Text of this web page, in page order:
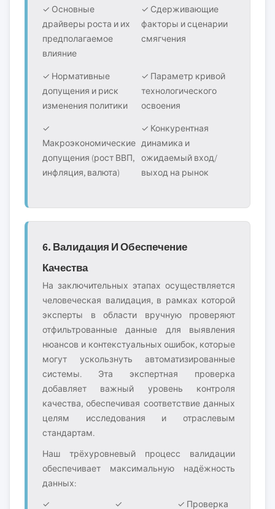
✓ Основные
драйверы роста и их
предполагаемое
влияние
✓ Сдерживающие
факторы и сценарии
смягчения
✓ Нормативные
допущения и риск
изменения политики
✓ Параметр кривой
технологического
освоения
✓
Макроэкономические
допущения (рост ВВП,
инфляция, валюта)
✓ Конкурентная
динамика и
ожидаемый вход/
выход на рынок
6. Валидация И Обеспечение
Качества
На заключительных этапах осуществляется
человеческая валидация, в рамках которой
эксперты в области вручную проверяют
отфильтрованные данные для выявления
нюансов и контекстуальных ошибок, которые
могут ускользнуть автоматизированные
системы. Эта экспертная проверка
добавляет важный уровень контроля
качества, обеспечивая соответствие данных
целям исследования и отраслевым
стандартам.
Наш трёхуровневый процесс валидации
обеспечивает максимальную надёжность
данных:
✓
✓ ✓ Проверка